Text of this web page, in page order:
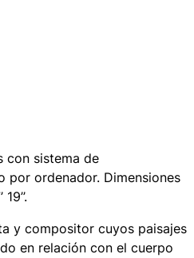
con sistema de
por ordenador. Dimensiones
y compositor cuyos paisajes
en relación con el cuerpo